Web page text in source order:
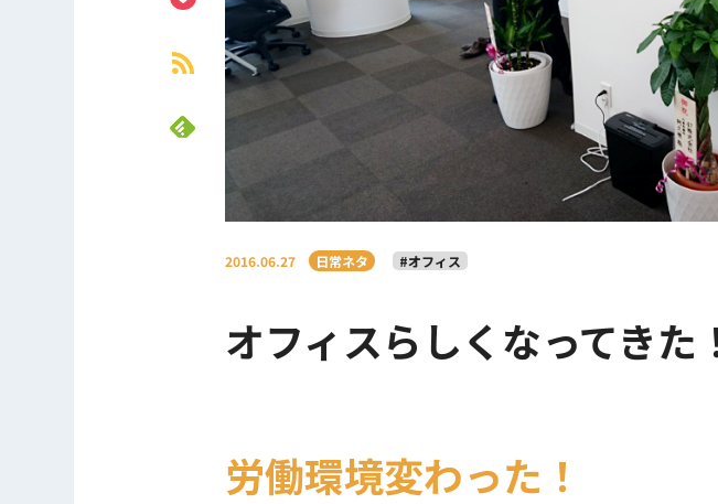
2016.06.27 日常ネタ #オフィス
オフィスらしくなってきた
労働環境変わった！